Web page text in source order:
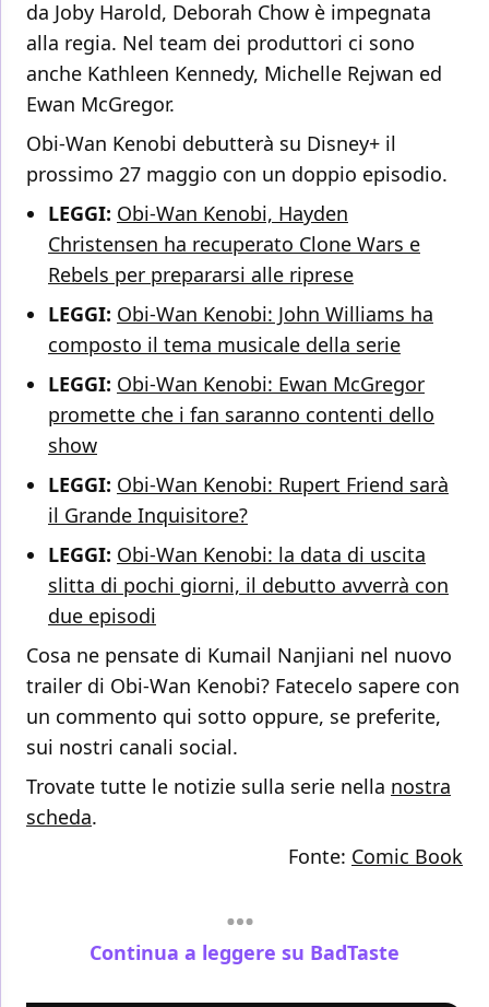
da Joby Harold, Deborah Chow è impegnata
alla regia. Nel team dei produttori ci sono
anche Kathleen Kennedy, Michelle Rejwan ed
Ewan McGregor.
Obi-Wan Kenobi debutterà su Disney+ il
prossimo 27 maggio con un doppio episodio.
LEGGI: Obi-Wan Kenobi, Hayden
Christensen ha recuperato Clone Wars e
Rebels per prepararsi alle riprese
LEGGI: Obi-Wan Kenobi: John Williams ha
composto il tema musicale della serie
LEGGI: Obi-Wan Kenobi: Ewan McGregor
promette che i fan saranno contenti dello
show
LEGGI: Obi-Wan Kenobi: Rupert Friend sarà
il Grande Inquisitore?
LEGGI: Obi-Wan Kenobi: la data di uscita
slitta di pochi giorni, il debutto avverrà con
due episodi
Cosa ne pensate di Kumail Nanjiani nel nuovo
trailer di Obi-Wan Kenobi? Fatecelo sapere con
un commento qui sotto oppure, se preferite,
sui nostri canali social.
Trovate tutte le notizie sulla serie nella nostra
scheda.
Fonte: Comic Book
Continua a leggere su BadTaste